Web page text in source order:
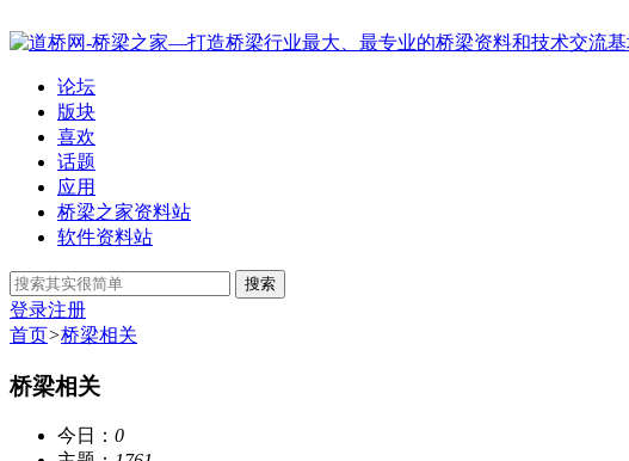
论坛
版块
喜欢
话题
应用
桥梁之家资料站
软件资料站
搜索
登录注册
首页>桥梁相关
桥梁相关
今日： 0